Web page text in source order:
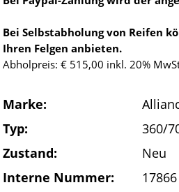
Bei Selbstabholung von Reifen
Ihren Felgen anbieten.
Abholpreis: € 515,00 inkl. 20%
Marke:
Typ:
360/
Zustand:
Neu
Interne Nummer:
17866